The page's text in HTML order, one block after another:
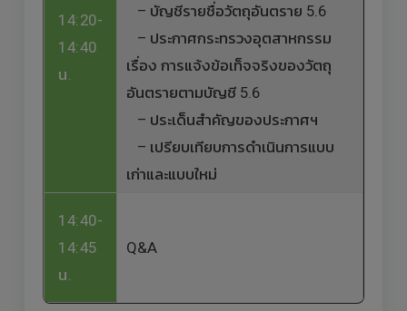
14:20-
14:40
น.
– บัญชีรายชื่อวัตถุอันตราย 5.6
– ประกาศกระทรวงอุตสาหกรรม
เรื่อง การแจ้งข้อเท็จจริงของวัตถุ
อันตรายตามบัญชี 5.6
– ประเด็นสำคัญของประกาศฯ
– เปรียบเทียบการดำเนินการแบบ
เก่าและแบบใหม่
14:40-
14:45
น.
Q&A